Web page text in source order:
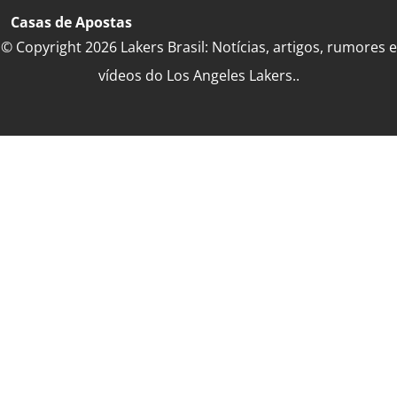
Casas de Apostas
© Copyright 2026 Lakers Brasil: Notícias, artigos, rumores e
vídeos do Los Angeles Lakers..